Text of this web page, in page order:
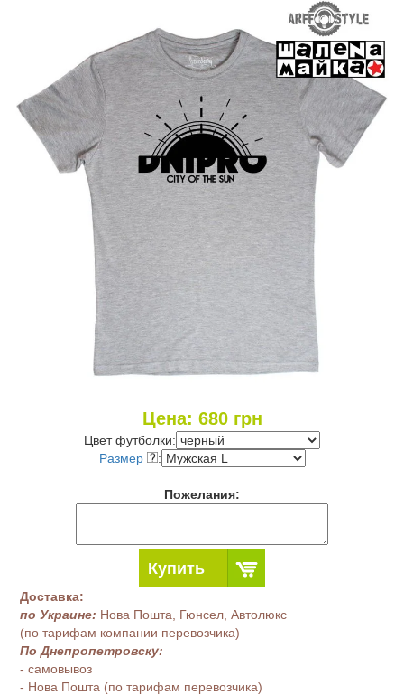
Цена: 680грн
Цвет футболки:
Размер
:
Пожелания:
Купить
Доставка:
по Украине: Нова Пошта, Гюнсел, Автолюкс
(по тарифам компании перевозчика)
По Днепропетровску:
- самовывоз
- Нова Пошта (по тарифам перевозчика)